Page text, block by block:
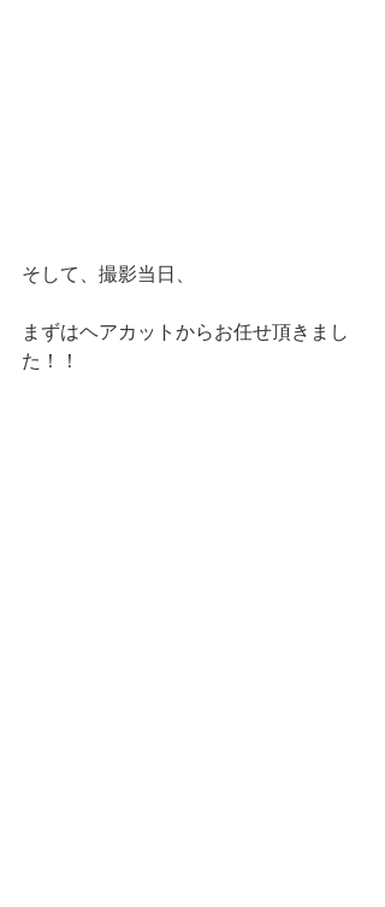
そして、撮影当日、
まずはヘアカットからお任せ頂きまし
た！！